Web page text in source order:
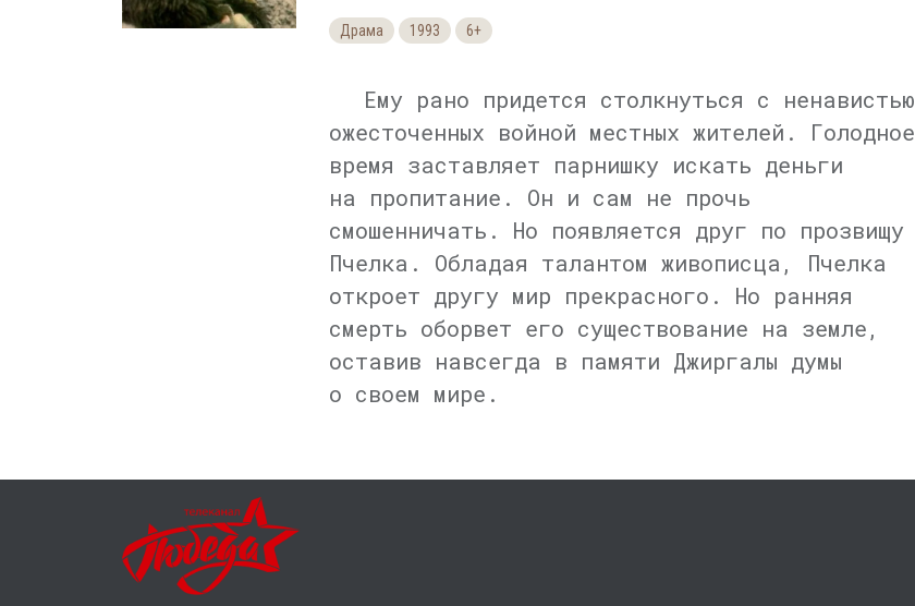
Драма 1993 6+
Ему рано придется столкнуться с ненавистью
ожесточенных войной местных жителей. Голодное
время заставляет парнишку искать деньги
на пропитание. Он и сам не прочь
смошенничать. Но появляется друг по прозвищу
Пчелка. Обладая талантом живописца, Пчелка
откроет другу мир прекрасного. Но ранняя
смерть оборвет его существование на земле,
оставив навсегда в памяти Джиргалы думы
о своем мире.